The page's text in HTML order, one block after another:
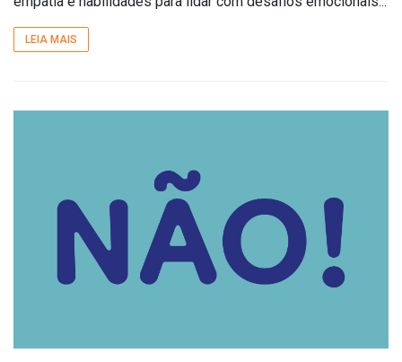
LEIA MAIS